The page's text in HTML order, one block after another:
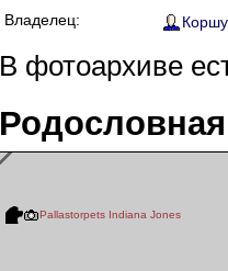
Владелец:
В фотоархиве
Родословная
Pallastorpets Indiana Jones